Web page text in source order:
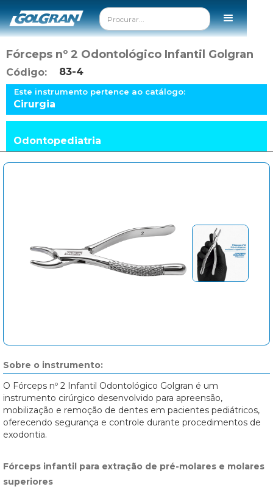
Fórceps nº 2 Odontológico Infantil Golgran
Código: 83-4
Este instrumento pertence ao catálogo:
Cirurgia
Odontopediatria
Sobre o instrumento:
O Fórceps nº 2 Infantil Odontológico Golgran é um
instrumento cirúrgico desenvolvido para apreensão,
mobilização e remoção de dentes em pacientes pediátricos,
oferecendo segurança e controle durante procedimentos de
exodontia.
Fórceps infantil para extração de pré-molares e molares
superiores